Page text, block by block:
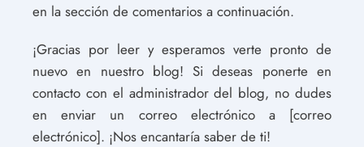
en la sección de comentarios a continuación.
¡Gracias por leer y esperamos verte pronto de
nuevo en nuestro blog! Si deseas ponerte en
contacto con el administrador del blog, no dudes
en enviar un correo electrónico a [correo
electrónico]. ¡Nos encantaría saber de ti!